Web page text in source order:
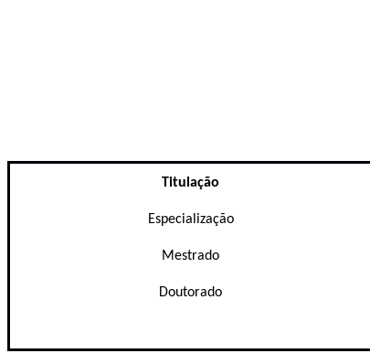
Titulação
Especialização
Mestrado
Doutorado